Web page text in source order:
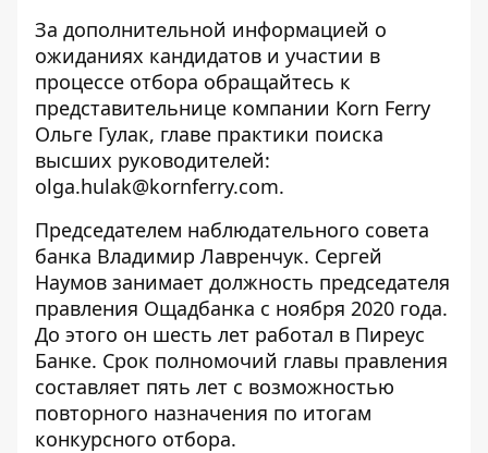
За дополнительной информацией о
ожиданиях кандидатов и участии в
процессе отбора обращайтесь к
представительнице компании Korn Ferry
Ольге Гулак, главе практики поиска
высших руководителей:
olga.hulak@kornferry.com.
Председателем наблюдательного совета
банка Владимир Лавренчук. Сергей
Наумов занимает должность председателя
правления Ощадбанка с ноября 2020 года.
До этого он шесть лет работал в Пиреус
Банке. Срок полномочий главы правления
составляет пять лет с возможностью
повторного назначения по итогам
конкурсного отбора.